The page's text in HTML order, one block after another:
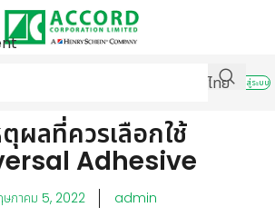
ไทย
เข้าสู่ระบบ
ผลที่ควรเลือกใช้
Adhesive
ภาคม 5, 2022 admin